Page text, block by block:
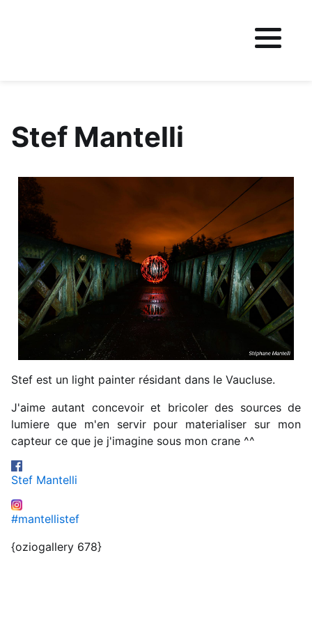
Stef Mantelli
Stef est un light painter résidant dans le Vaucluse.
J'aime autant concevoir et bricoler des sources de
lumiere que m'en servir pour materialiser sur mon
capteur ce que je j'imagine sous mon crane ^^
Stef Mantelli
#mantellistef
{oziogallery 678}